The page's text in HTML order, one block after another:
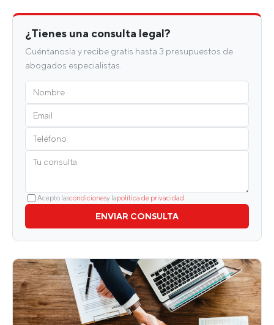
¿Tienes una consulta legal?
Cuéntanosla y recibe gratis hasta 3 presupuestos de
abogados especialistas.
Acepto lascondicionesy lapolítica de privacidad
ENVIAR CONSULTA